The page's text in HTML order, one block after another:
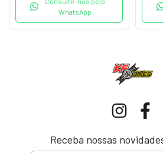
WhatsApp
Receba nossas